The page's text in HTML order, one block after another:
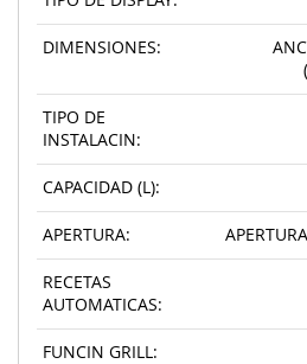
DIMENSIONES:
TIPO DE
INSTALACIN:
CAPACIDAD (L):
APERTURA:
RECETAS
AUTOMATICAS:
FUNCIN GRILL: